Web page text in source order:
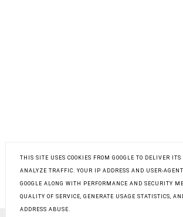
THIS SITE USES COOKIES FROM GOOGLE TO DELIVER ITS
ANALYZE TRAFFIC. YOUR IP ADDRESS AND USER-
GOOGLE ALONG WITH PERFORMANCE AND SECURITY
QUALITY OF SERVICE, GENERATE USAGE STATISTICS,
ADDRESS ABUSE.